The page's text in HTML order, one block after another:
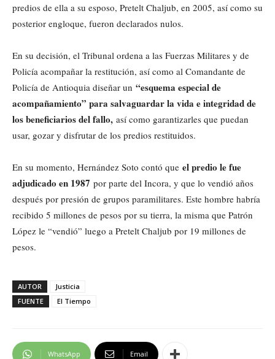
predios de ella a su esposo, Pretelt Chaljub, en 2005, así como su
posterior engloque, fueron declarados nulos.
En su decisión, el Tribunal ordena a las Fuerzas Militares y de
Policía acompañar la restitución, así como al Comandante de
Policía de Antioquia diseñar un “esquema especial de
acompañamiento” para salvaguardar la vida e integridad de
los beneficiarios del fallo, así como garantizarles que puedan
usar, gozar y disfrutar de los predios restituidos.
En su momento, Hernández Soto contó que el predio le fue
adjudicado en 1987 por parte del Incora, y que lo vendió años
después por presión de grupos paramilitares. Este hombre habría
recibido 5 millones de pesos por su tierra, la misma que Patrón
López le “vendió” luego a Pretelt Chaljub por 19 millones de
pesos.
AUTOR
Justicia
FUENTE
El Tiempo
WhatsApp Email